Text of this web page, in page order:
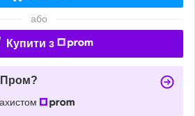
або
Купити з
Пром?